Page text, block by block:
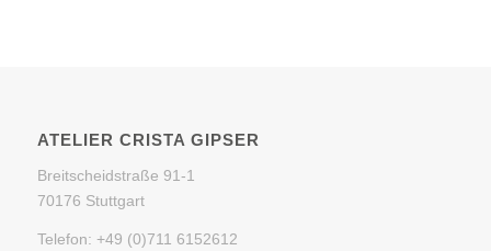
ATELIER CRISTA GIPSER
Breitscheidstraße 91-1
70176 Stuttgart
Telefon: +49 (0)711 6152612